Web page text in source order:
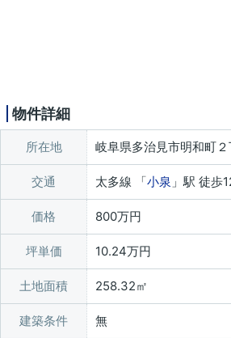
物件詳細
所在地 岐阜県多治見市明和町
交通 太多線 「小泉 」駅 徒歩
価格 800万円
坪単価 10.24万円
土地面積 258.32㎡
建築条件 無